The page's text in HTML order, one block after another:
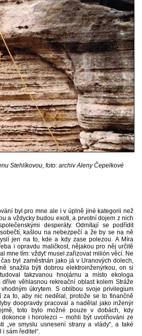
Stehlíkovou, foto: archiv Aleny Čepelkové
byl pro mne ale i v úplně jiné kategorii než
a vždycky budou exoti, a prvotní dojem z nich
desperáty. Odmítají se podřídit
kašlou na nebezpečí a že by se na ně
jen na to, kde a kdy zase polezou. A Míra
i opravdu maličkost, nějakou pro něj určitě
mne tím: vždyť musel zařizovat milión věcí. Ne
byl zaměstnán jako já v Uranových dolech,
snažila býti dobrou elektroinženýrkou, on si
takzvanou hnojárnu a místo ekologa
věhlasnou rekreační oblast kolem Stráže
úkrytem. S oblibou svoje privilegium
za to, aby nic nedělal, protože se to finančně
doopravdy pracoval a nadělal jako inženýr
toto bylo možné pouze v dobách, kdy
i horolezci – mohli být uvolňováni ze
„ve smyslu usnesení strany a vlády“, a také
i sám ředitel“.